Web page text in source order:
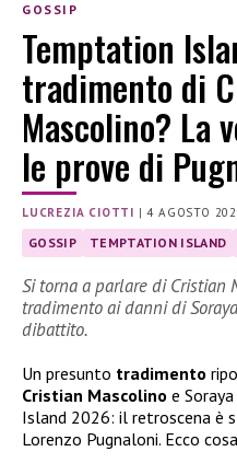
GOSSIP
Temptation
tradimento di
Mascolino? La
le prove di
LUCREZIA CIOTTI |4 AGOSTO
GOSSIP TEMPTATION ISLAND
Si torna a parlare di Cristian
tradimento ai danni di
dibattito.
Un presunto tradimento
Cristian Mascolino e
Island 2026: il retroscena è
Lorenzo Pugnaloni. Ecco